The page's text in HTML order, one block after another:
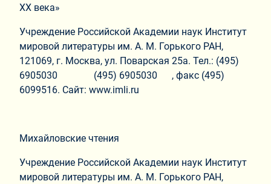
XX века»
Учреждение Российской Академии наук Институт
мировой литературы им. А. М. Горького РАН,
121069, г. Москва, ул. Поварская 25а. Тел.: (495)
6905030 (495) 6905030 , факс (495)
6099516. Сайт: www.imli.ru
Михайловские чтения
Учреждение Российской Академии наук Институт
мировой литературы им. А. М. Горького РАН,